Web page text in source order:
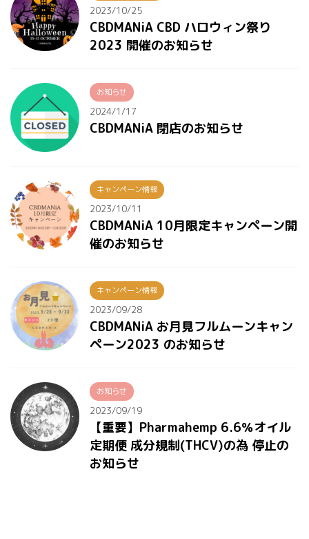
2023/10/25
CBDMANiA CBD ハロウィン祭り
2023 開催のお知らせ
お知らせ
2024/1/17
CBDMANiA 閉店のお知らせ
キャンペーン情報
2023/10/11
CBDMANiA 10月限定キャンペーン開
催のお知らせ
キャンペーン情報
2023/09/28
CBDMANiA お月見フルムーンキャン
ペーン2023 のお知らせ
お知らせ
2023/09/19
【重要】Pharmahemp 6.6％オイル
定期便 成分規制(THCV)の為 停止の
お知らせ